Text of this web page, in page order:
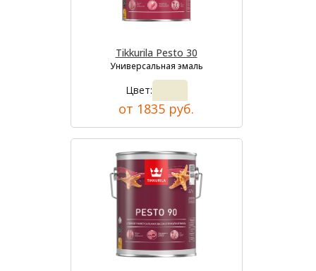
Tikkurila Pesto 30
Универсальная эмаль
Цвет:
от 1835 руб.